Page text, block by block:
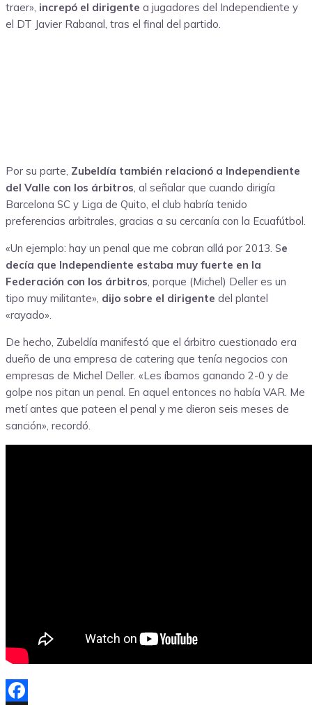
traer», increpó el dirigente a jugadores del Independiente y
el DT Javier Rabanal, tras el final del partido.
Por su parte, Zubeldía también relacionó a Independiente
del Valle con los árbitros, al señalar que cuando dirigía
Barcelona SC y Liga de Quito, el club habría tenido
preferencias arbitrales, gracias a su cercanía con la Ecuafútbol.
«Un ejemplo: hay un penal que me cobran allá por 2013. Se
decía que Independiente estaba muy fuerte en la
Federación con los árbitros, porque (Michel) Deller es un
tipo muy militante», dijo sobre el dirigente del plantel
«rayado».
De hecho, Zubeldía manifestó que el árbitro cuestionado era
dueño de una empresa de catering que tenía negocios con
empresas de Michel Deller. «Les íbamos ganando 2-0 y de
golpe nos pitan un penal. En aquel entonces no había VAR. Me
metí antes que pateen el penal y me dieron seis meses de
sanción», recordó.